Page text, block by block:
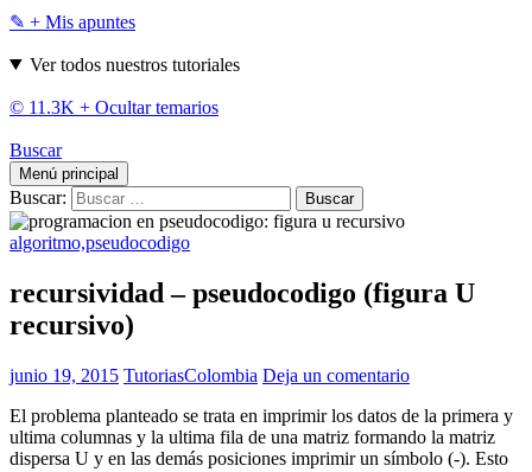
✎ + Mis apuntes
Ver todos nuestros tutoriales
© 11.3K + Ocultar temarios
Buscar
Menú principal
Buscar:
algoritmo,pseudocodigo
recursividad – pseudocodigo (figura U
recursivo)
junio 19, 2015 TutoriasColombia Deja un comentario
El problema planteado se trata en imprimir los datos de la primera y
ultima columnas y la ultima fila de una matriz formando la matriz
dispersa U y en las demás posiciones imprimir un símbolo (-). Esto